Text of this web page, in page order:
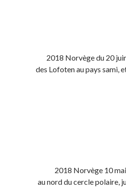
2018 Norvège du 20
des Lofoten au pays sami,
2018 Norvège 10
au nord du cercle polaire,